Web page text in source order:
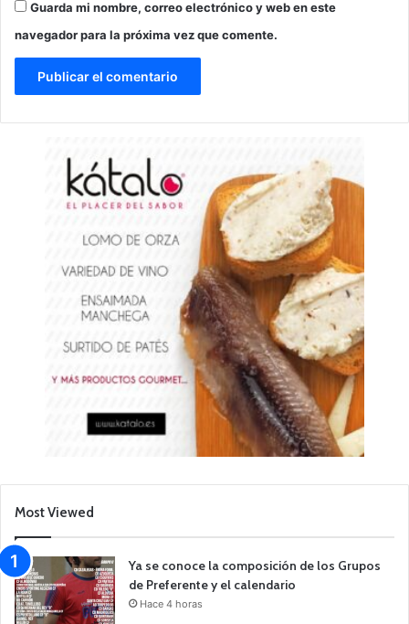
Guarda mi nombre, correo electrónico y web en este
navegador para la próxima vez que comente.
Most Viewed
Ya se conoce la composición de los Grupos
de Preferente y el calendario
Hace 4 horas